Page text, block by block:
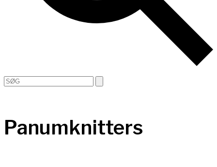
Open
mobile
Close
mobile
Search
Panumknitters